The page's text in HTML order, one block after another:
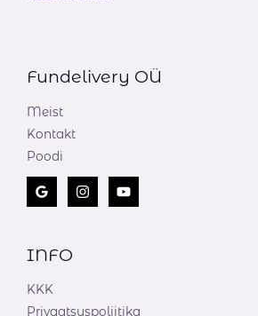
Fundelivery OÜ
Meist
Kontakt
Poodi
INFO
KKK
Privaatsuspoliitika